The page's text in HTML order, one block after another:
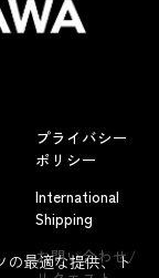
プライバシー
ポリシー
International
Shipping
お問い合わせ/
の最適な提供、ト